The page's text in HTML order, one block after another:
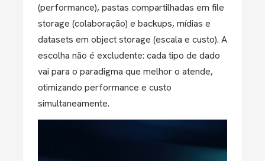
(performance), pastas compartilhadas em file
storage (colaboração) e backups, mídias e
datasets em object storage (escala e custo). A
escolha não é excludente: cada tipo de dado
vai para o paradigma que melhor o atende,
otimizando performance e custo
simultaneamente.